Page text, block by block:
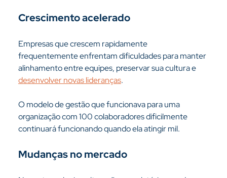
Crescimento acelerado
Empresas que crescem rapidamente
frequentemente enfrentam dificuldades para manter
alinhamento entre equipes, preservar sua cultura e
desenvolver novas lideranças.
O modelo de gestão que funcionava para uma
organização com 100 colaboradores dificilmente
continuará funcionando quando ela atingir mil.
Mudanças no mercado